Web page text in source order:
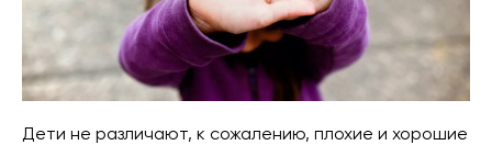
Дети не различают, к сожалению, плохие и хорошие